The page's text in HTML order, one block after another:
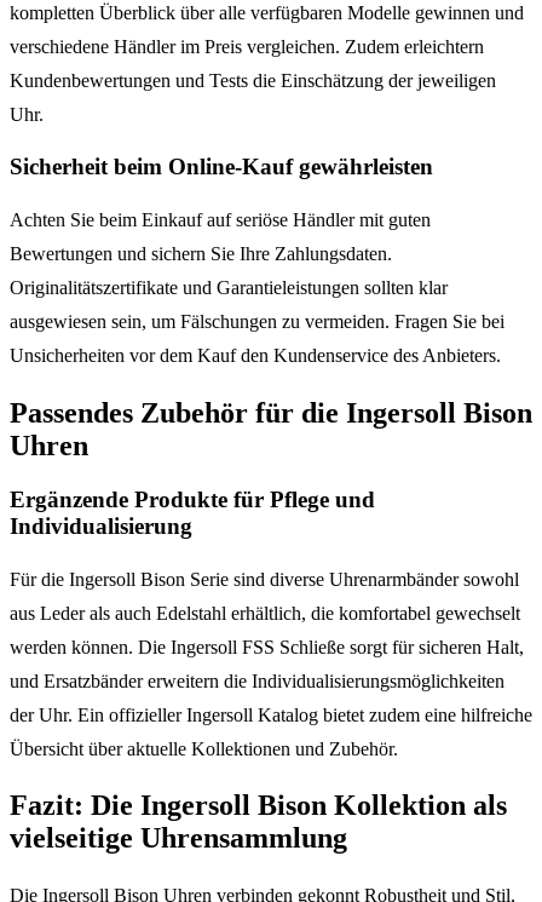
kompletten Überblick über alle verfügbaren Modelle gewinnen und
verschiedene Händler im Preis vergleichen. Zudem erleichtern
Kundenbewertungen und Tests die Einschätzung der jeweiligen
Uhr.
Sicherheit beim Online-Kauf gewährleisten
Achten Sie beim Einkauf auf seriöse Händler mit guten
Bewertungen und sichern Sie Ihre Zahlungsdaten.
Originalitätszertifikate und Garantieleistungen sollten klar
ausgewiesen sein, um Fälschungen zu vermeiden. Fragen Sie bei
Unsicherheiten vor dem Kauf den Kundenservice des Anbieters.
Passendes Zubehör für die Ingersoll Bison
Uhren
Ergänzende Produkte für Pflege und
Individualisierung
Für die Ingersoll Bison Serie sind diverse Uhrenarmbänder sowohl
aus Leder als auch Edelstahl erhältlich, die komfortabel gewechselt
werden können. Die Ingersoll FSS Schließe sorgt für sicheren Halt,
und Ersatzbänder erweitern die Individualisierungsmöglichkeiten
der Uhr. Ein offizieller Ingersoll Katalog bietet zudem eine hilfreiche
Übersicht über aktuelle Kollektionen und Zubehör.
Fazit: Die Ingersoll Bison Kollektion als
vielseitige Uhrensammlung
Die Ingersoll Bison Uhren verbinden gekonnt Robustheit und Stil,